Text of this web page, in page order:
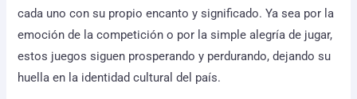
cada uno con su propio encanto y significado. Ya sea por la
emoción de la competición o por la simple alegría de jugar,
estos juegos siguen prosperando y perdurando, dejando su
huella en la identidad cultural del país.